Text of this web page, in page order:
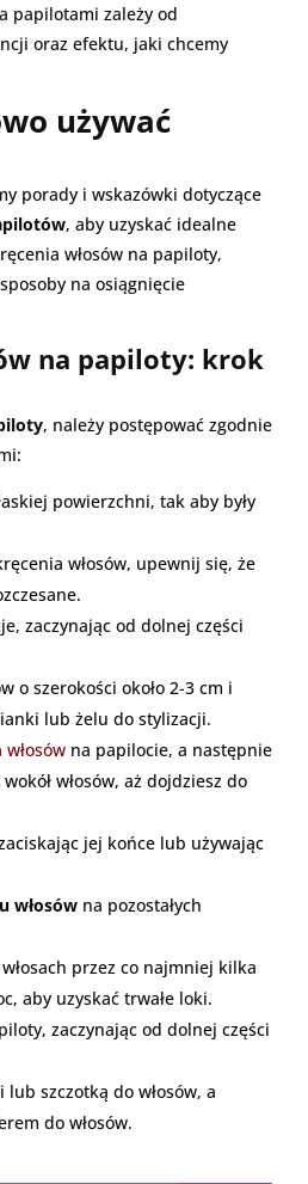
papilotami zależy od
oraz efektu, jaki chcemy
używać
porady i wskazówki dotyczące
, aby uzyskać idealne
włosów na papiloty,
na osiągnięcie
na papiloty: krok
, należy postępować zgodnie
powierzchni, tak aby były
włosów, upewnij się, że
zaczynając od dolnej części
o szerokości około 2-3 cm i
lub żelu do stylizacji.
włosów na papilocie, a następnie
wokół włosów, aż dojdziesz do
jej końce lub używając
włosów na pozostałych
przez co najmniej kilka
aby uzyskać trwałe loki.
zaczynając od dolnej części
szczotką do włosów, a
do włosów.